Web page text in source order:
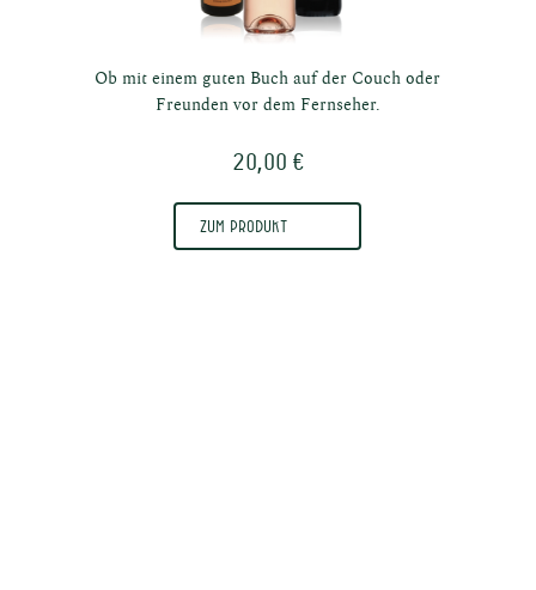
Ob mit einem guten Buch auf der Couch oder
Freunden vor dem Fernseher.
20,00 €
Zum Produkt